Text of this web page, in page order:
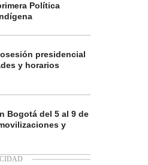
Política
presidencial
y horarios
Bogotá del 5 al 9 de
y